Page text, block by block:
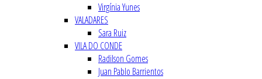
Virgínia Yunes
VALADARES
Sara Ruiz
VILA DO CONDE
Radilson Gomes
Juan Pablo Barrientos